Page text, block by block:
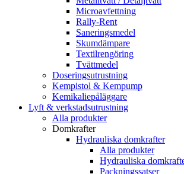
Microavfettning
Rally-Rent
Saneringsmedel
Skumdämpare
Textilrengöring
Tvättmedel
Doseringsutrustning
Kempistol & Kempump
Kemikaliepåläggare
Lyft & verkstadsutrustning
Alla produkter
Domkrafter
Hydrauliska domkrafter
Alla produkter
Hydrauliska
Packningssatser